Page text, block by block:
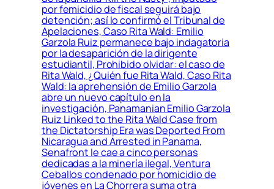
por femicidio de fiscal seguirá bajo
detención; así lo confirmó el Tribunal de
Apelaciones, Caso Rita Wald: Emilio
Garzola Ruiz permanece bajo indagatoria
por la desaparición de la dirigente
estudiantil, Prohibido olvidar: el caso de
Rita Wald, ¿Quién fue Rita Wald, Caso Rita
Wald: la aprehensión de Emilio Garzola
abre un nuevo capítulo en la
investigación, Panamanian Emilio Garzola
Ruiz Linked to the Rita Wald Case from
the Dictatorship Era was Deported From
Nicaragua and Arrested in Panama,
Senafront le cae a cinco personas
dedicadas a la minería ilegal, Ventura
Ceballos condenado por homicidio de
jóvenes en La Chorrera suma otra